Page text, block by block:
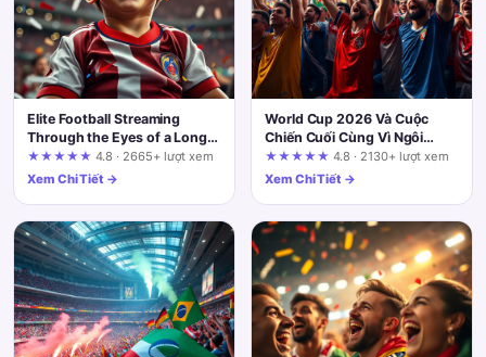
Elite Football Streaming
Through the Eyes of a Long-
Time User: A Walk-Through
from First Click to Match Day
★★★★★ 4.8 · 2665+ lượt xem
Xem Chi Tiết →
World Cup 2026 Và Cuộc
Chiến Cuối Cùng Vì Ngôi
Vương: Ai Sẽ Ngự Trị?
★★★★★ 4.8 · 2130+ lượt xem
Xem Chi Tiết →